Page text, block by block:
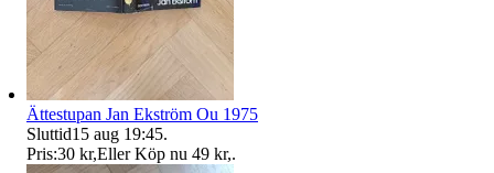
Ättestupan Jan Ekström Ou 1975
Sluttid15 aug 19:45.
Pris:30 kr,Eller Köp nu 49 kr,.